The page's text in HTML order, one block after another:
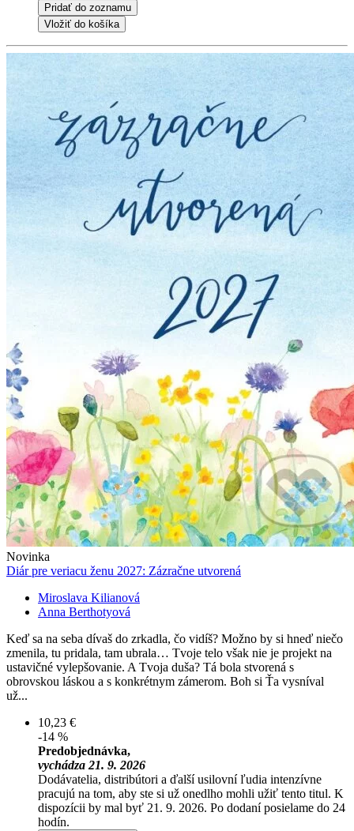
Pridať do zoznamu
Vložiť do košíka
Novinka
Diár pre veriacu ženu 2027: Zázračne utvorená
Miroslava Kilianová
Anna Berthotyová
Keď sa na seba dívaš do zrkadla, čo vidíš? Možno by si hneď niečo
zmenila, tu pridala, tam ubrala… Tvoje telo však nie je projekt na
ustavičné vylepšovanie. A Tvoja duša? Tá bola stvorená s
obrovskou láskou a s konkrétnym zámerom. Boh si Ťa vysníval
už...
10,23 €
-14 %
Predobjednávka,
vychádza 21. 9. 2026
Dodávatelia, distribútori a ďalší usilovní ľudia intenzívne
pracujú na tom, aby ste si už onedlho mohli užiť tento titul. K
dispozícii by mal byť 21. 9. 2026. Po dodaní posielame do 24
hodín.